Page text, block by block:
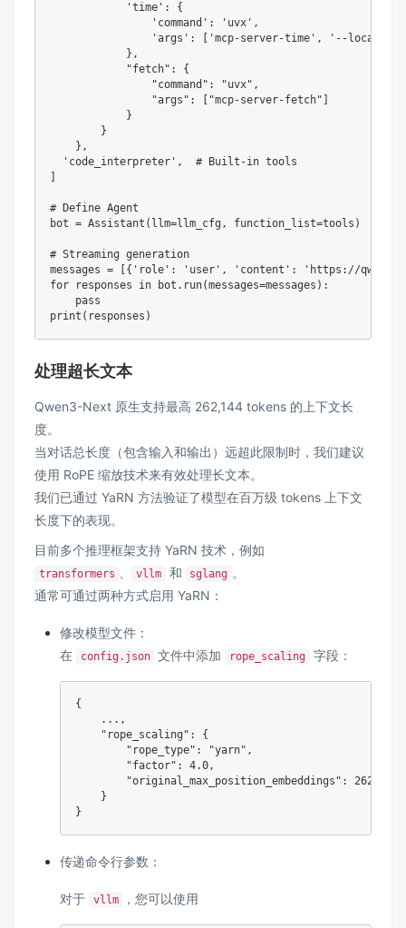
'time' :
{
'command' : 'uvx' ,
'args' : 'mcp-server-time' ,
'--local-
} ,
"fetch" :
{
"command" : "uvx" ,
"args" : "mcp-server-fetch"
}
}
} ,
'code_interpreter' ,
# Built-in tools
# Define Agent
bot = Assistant ( llm=llm_cfg , function_list=tools )
# Streaming generation
messages = { 'role' : 'user' , 'content' :
'https://
for responses in bot . run(messages=messages ) :
pass
print ( responses )
处理超长文本
Qwen3-Next 原生支持最高 262,144 tokens 的上下文长
度。
当对话总长度（包含输入和输出）远超此限制时，我们建议
使用 RoPE 缩放技术来有效处理长文本。
我们已通过 YaRN 方法验证了模型在百万级 tokens 上下文
长度下的表现。
目前多个推理框架支持 YaRN 技术，例如
transformers vllm 和 sglang 。
通常可通过两种方式启用 YaRN：
修改模型文件：
在
config.json 文件中添加 rope_scaling 字段：
{
... ,
"rope_scaling" :
{
"rope_type" : "yarn" ,
"factor" : 4.0,
"original_max_position_embeddings" :
262144
}
}
传递命令行参数：
对于 vllm ，您可以使用